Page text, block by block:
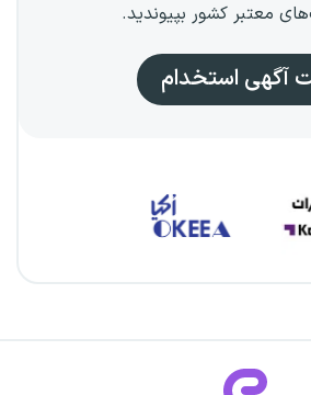
معتبر کشور بپیوندید.
آگهی استخدام